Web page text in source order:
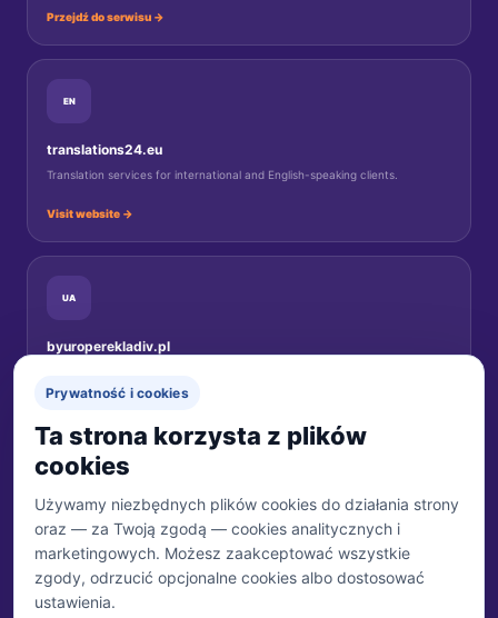
Przejdź do serwisu →
EN
translations24.eu
Translation services for international and English-speaking clients.
Visit website →
UA
byuroperekladiv.pl
MARKA
Biuro Tłumaczeń 24
WŁAŚCICIEL
Prywatność i cookies
Ta strona korzysta z plików
cookies
Używamy niezbędnych plików cookies do działania strony
oraz — za Twoją zgodą — cookies analitycznych i
marketingowych. Możesz zaakceptować wszystkie
zgody, odrzucić opcjonalne cookies albo dostosować
ustawienia.